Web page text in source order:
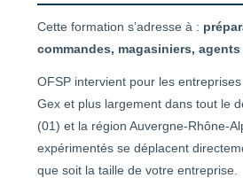
Cette formation s’adresse à :
commandes, magasiniers,
OFSP intervient pour les
Gex et plus largement dans tout le
(01) et la région Auvergne-Rhône-
expérimentés se déplacent
que soit la taille de votre entreprise.